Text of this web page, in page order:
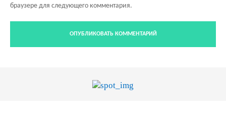
браузере для следующего комментария.